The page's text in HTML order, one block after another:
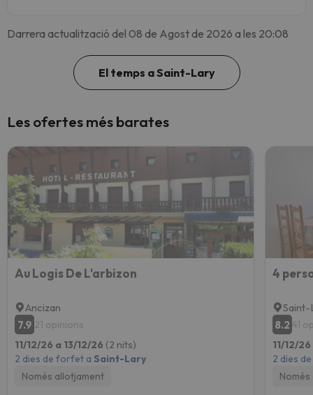
Darrera actualització del 08 de Agost de 2026 a les 20:08
El temps a Saint-Lary
Les ofertes més barates
Au Logis De L'arbizon
Ancizan
7.9 21 opinions
11/12/26 a 13/12/26 (2 nits)
2 dies de forfet a Saint-Lary
Només allotjament
8.2 41
11/12/
2 dies